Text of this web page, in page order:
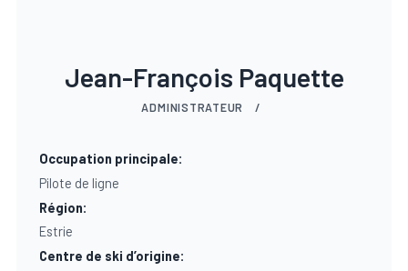
Jean-François Paquette
ADMINISTRATEUR /
Occupation principale:
Pilote de ligne
Région:
Estrie
Centre de ski d’origine: